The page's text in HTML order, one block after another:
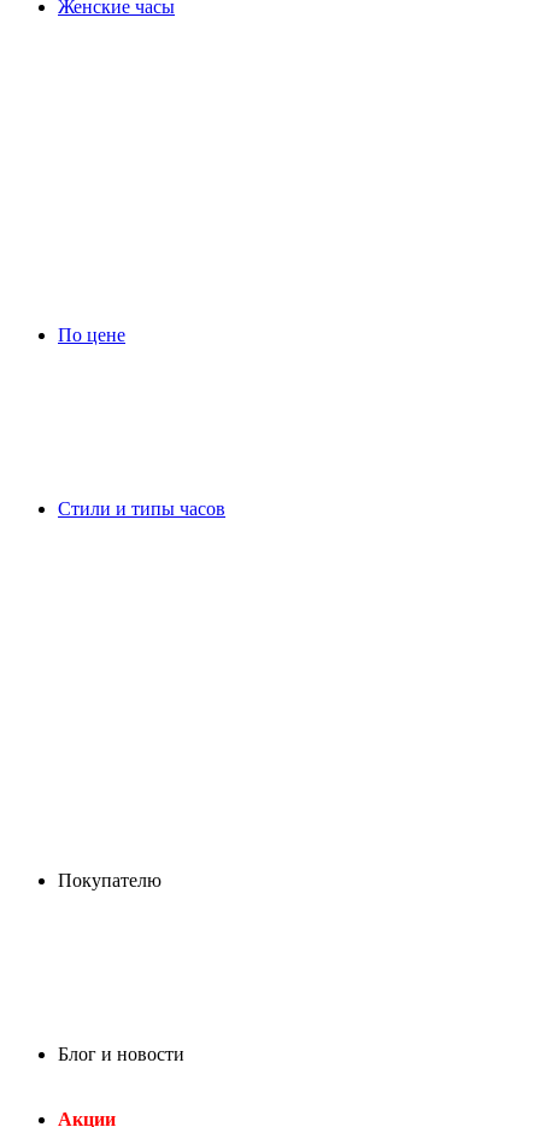
Женские часы
По цене
Стили и типы часов
Покупателю
Блог и новости
Акции